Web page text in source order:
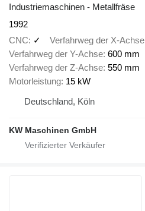
Industriemaschinen - Metallfräse
1992
CNC
✓ Verfahrweg der X-Achse
Verfahrweg der Y-Achse 600 mm
Verfahrweg der Z-Achse 550 mm
Motorleistung 15 kW
Deutschland, Köln
KW Maschinen GmbH